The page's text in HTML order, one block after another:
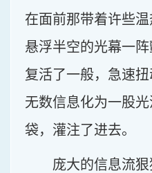
在面前那带着许些温
悬浮半空的光幕一
复活了一般，急速扭
无数信息化为一股
袋，灌注了进去。
庞大的信息流